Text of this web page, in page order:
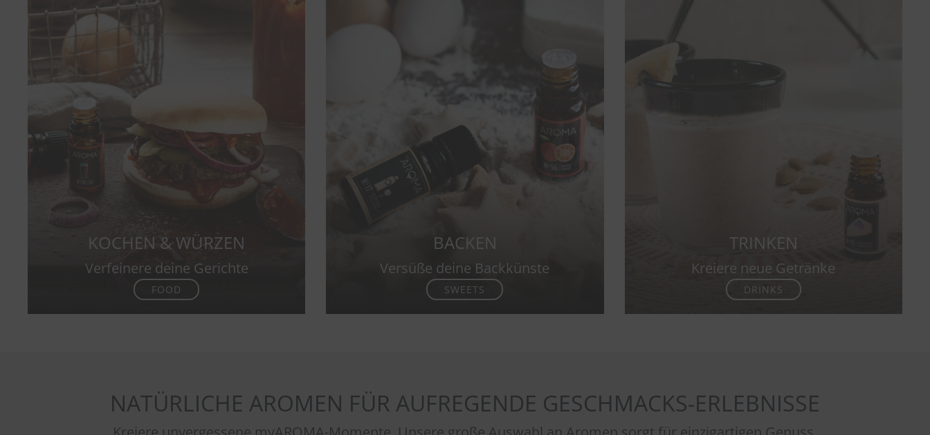
KOCHEN & WÜRZEN
Verfeinere deine Gerichte
FOOD
BACKEN
Versüße deine Backkünste
SWEETS
TRINKEN
Kreiere neue Getränke
DRINKS
NATÜRLICHE AROMEN FÜR AUFREGENDE GESCHMACKS-ERLEBNISSE